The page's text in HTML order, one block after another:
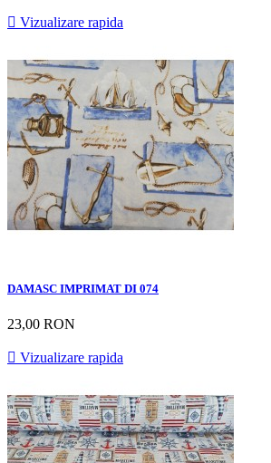
 Vizualizare rapida
DAMASC IMPRIMAT DI 074
23,00 RON
 Vizualizare rapida